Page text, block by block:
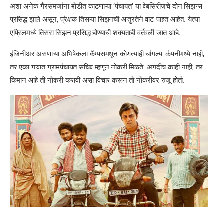
अशा अनेक गैरसमजांना मोडीत काढणाऱ्या ‘पंचायत’ या वेबसिरीजचे दोन सिझन्स
प्रसिद्ध झाले असून, प्रेक्षक तिसऱ्या सिझनची आतुरतेने वाट पाहत आहेत. येत्या
एप्रिलमध्ये तिसरा सिझन प्रसिद्ध होण्याची शक्यताही वर्तवली जात आहे.
इंजिनीअर असणाऱ्या अभिषेकला कॅम्पसमधून कोणत्याही चांगल्या कंपनीमध्ये नाही,
तर एका गावात ग्रामपंचायत सचिव म्हणून नोकरी मिळते. अगदीच काही नाही, तर
किमान आहे ती नोकरी करावी असा विचार करून तो नोकरीवर रुजू होतो.